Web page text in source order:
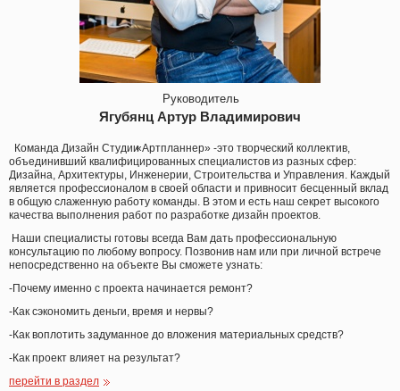
Руководитель
Ягубянц Артур Владимирович
Команда Дизайн Студии«Артпланнер» -это творческий коллектив,
объединивший квалифицированных специалистов из разных сфер:
Дизайна, Архитектуры, Инженерии, Строительства и Управления. Каждый
является профессионалом в своей области и привносит бесценный вклад
в общую слаженную работу команды. В этом и есть наш секрет высокого
качества выполнения работ по разработке дизайн проектов.
Наши специалисты готовы всегда Вам дать профессиональную
консультацию по любому вопросу. Позвонив нам или при личной встрече
непосредственно на объекте Вы сможете узнать:
-Почему именно с проекта начинается ремонт?
-Как сэкономить деньги, время и нервы?
-Как воплотить задуманное до вложения материальных средств?
-Как проект влияет на результат?
перейти в раздел